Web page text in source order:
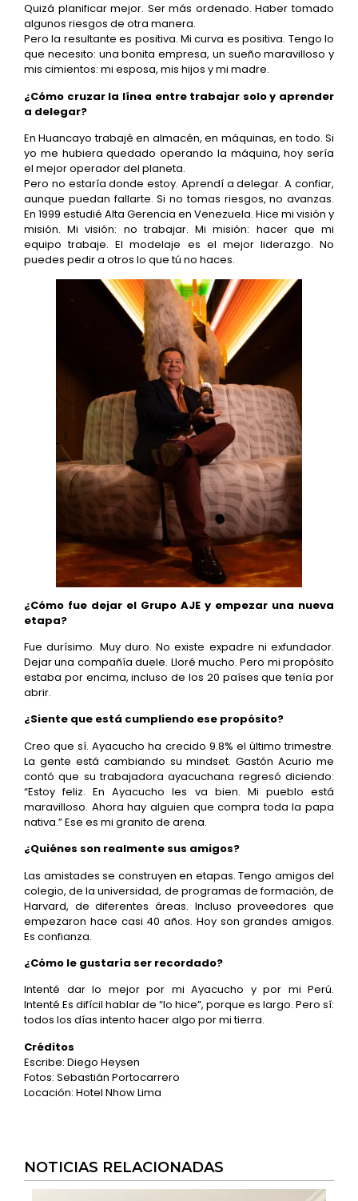
Quizá planificar mejor. Ser más ordenado. Haber tomado
algunos riesgos de otra manera.
Pero la resultante es positiva. Mi curva es positiva. Tengo lo
que necesito: una bonita empresa, un sueño maravilloso y
mis cimientos: mi esposa, mis hijos y mi madre.
¿Cómo cruzar la línea entre trabajar solo y aprender
a delegar?
En Huancayo trabajé en almacén, en máquinas, en todo. Si
yo me hubiera quedado operando la máquina, hoy sería
el mejor operador del planeta.
Pero no estaría donde estoy. Aprendí a delegar. A confiar,
aunque puedan fallarte. Si no tomas riesgos, no avanzas.
En 1999 estudié Alta Gerencia en Venezuela. Hice mi visión y
misión. Mi visión: no trabajar. Mi misión: hacer que mi
equipo trabaje. El modelaje es el mejor liderazgo. No
puedes pedir a otros lo que tú no haces.
¿Cómo fue dejar el Grupo AJE y empezar una nueva
etapa?
Fue durísimo. Muy duro. No existe expadre ni exfundador.
Dejar una compañía duele. Lloré mucho. Pero mi propósito
estaba por encima, incluso de los 20 países que tenía por
abrir.
¿Siente que está cumpliendo ese propósito?
Creo que sí. Ayacucho ha crecido 9.8% el último trimestre.
La gente está cambiando su mindset. Gastón Acurio me
contó que su trabajadora ayacuchana regresó diciendo:
“Estoy feliz. En Ayacucho les va bien. Mi pueblo está
maravilloso. Ahora hay alguien que compra toda la papa
nativa.” Ese es mi granito de arena.
¿Quiénes son realmente sus amigos?
Las amistades se construyen en etapas. Tengo amigos del
colegio, de la universidad, de programas de formación, de
Harvard, de diferentes áreas. Incluso proveedores que
empezaron hace casi 40 años. Hoy son grandes amigos.
Es confianza.
¿Cómo le gustaría ser recordado?
Intenté dar lo mejor por mi Ayacucho y por mi Perú.
Intenté.Es difícil hablar de “lo hice”, porque es largo. Pero sí:
todos los días intento hacer algo por mi tierra.
Créditos
Escribe: Diego Heysen
Fotos: Sebastián Portocarrero
Locación: Hotel Nhow Lima
NOTICIAS RELACIONADAS